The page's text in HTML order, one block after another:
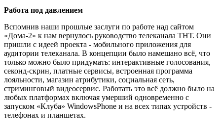
Работа под давлением
Вспомнив наши прошлые заслуги по работе над сайтом
«Дома-2» к нам вернулось руководство телеканала ТНТ. Они
пришли с идеей проекта - мобильного приложения для
аудитории телеканала. В концепции было намешано всё, что
только можно было придумать: интерактивные голосования,
секонд-скрин, платные сервисы, встроенная программа
лояльности, магазин атрибутики, социальная сеть,
стриминговый видеосервис. Работать это всё должно было на
любых платформах включая умерший одновременно с
запуском «Клуба» WindowsPhone и на всех типах устройств -
телефонах и планшетах.